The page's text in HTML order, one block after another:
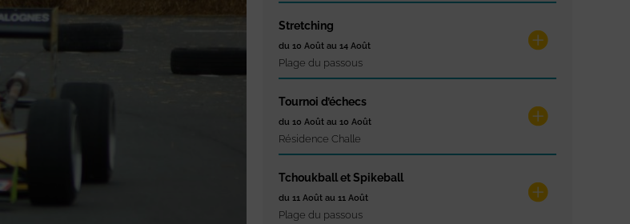
Stretching
du 10 Août au 14 Août
Plage du passous
Tournoi d’échecs
du 10 Août au 10 Août
Résidence Challe
Tchoukball et Spikeball
du 11 Août au 11 Août
Plage du passous